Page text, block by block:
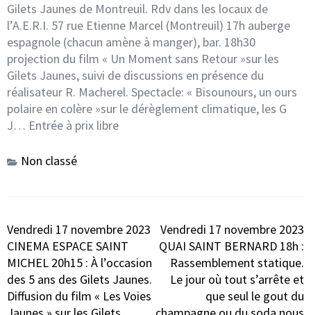
Gilets Jaunes de Montreuil. Rdv dans les locaux de
l’A.E.R.I. 57 rue Etienne Marcel (Montreuil) 17h auberge
espagnole (chacun amène à manger), bar. 18h30
projection du film « Un Moment sans Retour »sur les
Gilets Jaunes, suivi de discussions en présence du
réalisateur R. Macherel. Spectacle: « Bisounours, un ours
polaire en colère »sur le dérèglement climatique, les G
J… Entrée à prix libre
Non classé
Navigation
de
l’article
Vendredi 17 novembre 2023
CINEMA ESPACE SAINT
MICHEL 20h15 : À l’occasion
des 5 ans des Gilets Jaunes.
Diffusion du film « Les Voies
Vendredi 17 novembre 2023
QUAI SAINT BERNARD 18h :
Rassemblement statique.
Le jour où tout s’arrête et
que seul le gout du